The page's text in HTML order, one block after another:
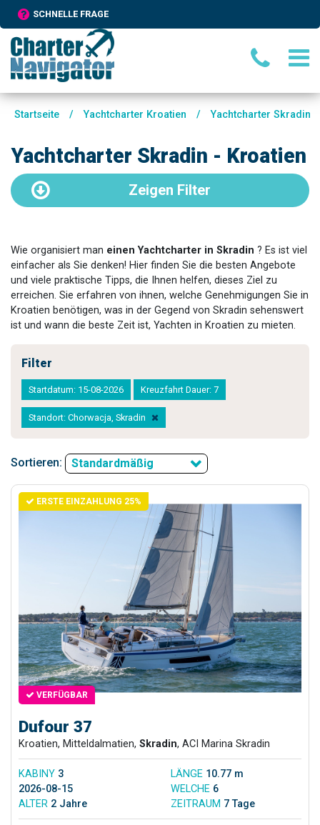
SCHNELLE FRAGE
Startseite / Yachtcharter Kroatien / Yachtcharter Skradin
Yachtcharter Skradin - Kroatien
Zeigen Filter
Wie organisiert man einen Yachtcharter in Skradin ? Es ist viel
einfacher als Sie denken! Hier finden Sie die besten Angebote
und viele praktische Tipps, die Ihnen helfen, dieses Ziel zu
erreichen. Sie erfahren von ihnen, welche Genehmigungen Sie in
Kroatien benötigen, was in der Gegend von Skradin sehenswert
ist und wann die beste Zeit ist, Yachten in Kroatien zu mieten.
Filter
Startdatum: 15-08-2026 Kreuzfahrt Dauer: 7
Standort: Chorwacja, Skradin
Sortieren: Standardmäßig
ERSTE EINZAHLUNG 25%
VERFÜGBAR
Dufour 37
Kroatien, Mitteldalmatien, Skradin, ACI Marina Skradin
KABINY 3 LÄNGE 10.77 m
2026-08-15
WELCHE 6
ALTER 2 Jahre ZEITRAUM 7 Tage